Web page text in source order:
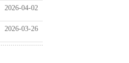
2026-04-02
2026-03-26